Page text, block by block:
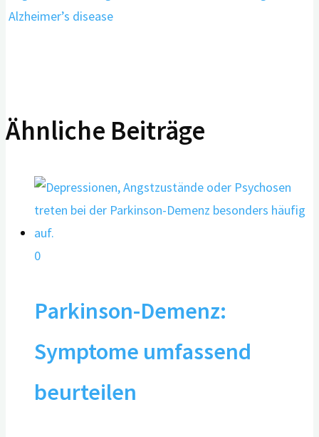
Alzheimer’s disease
Ähnliche Beiträge
0
Parkinson-Demenz:
Symptome umfassend
beurteilen